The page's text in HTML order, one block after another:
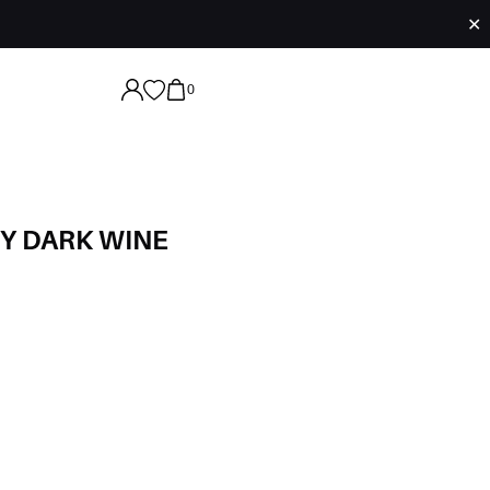
✕
0
DARK WINE